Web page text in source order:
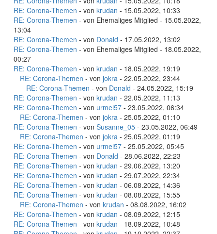
RE: Corona-Themen - von krudan - 15.05.2022, 10:33
RE: Corona-Themen - von Ehemaliges Mitglied - 15.05.2022,
13:04
RE: Corona-Themen - von Donald - 17.05.2022, 13:02
RE: Corona-Themen - von Ehemaliges Mitglied - 18.05.2022,
00:27
RE: Corona-Themen - von krudan - 18.05.2022, 19:19
RE: Corona-Themen - von jokra - 22.05.2022, 23:44
RE: Corona-Themen - von Donald - 24.05.2022, 15:19
RE: Corona-Themen - von krudan - 22.05.2022, 11:13
RE: Corona-Themen - von urmel57 - 23.05.2022, 06:34
RE: Corona-Themen - von jokra - 25.05.2022, 01:10
RE: Corona-Themen - von Susanne_05 - 23.05.2022, 06:49
RE: Corona-Themen - von jokra - 25.05.2022, 01:19
RE: Corona-Themen - von urmel57 - 25.05.2022, 05:45
RE: Corona-Themen - von Donald - 28.06.2022, 22:23
RE: Corona-Themen - von krudan - 29.06.2022, 13:20
RE: Corona-Themen - von krudan - 29.07.2022, 22:34
RE: Corona-Themen - von krudan - 06.08.2022, 14:36
RE: Corona-Themen - von krudan - 08.08.2022, 15:55
RE: Corona-Themen - von krudan - 08.08.2022, 16:02
RE: Corona-Themen - von krudan - 08.09.2022, 12:15
RE: Corona-Themen - von krudan - 18.09.2022, 10:48